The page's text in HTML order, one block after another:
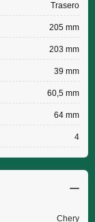
Trasero
205 mm
203 mm
39 mm
60,5 mm
64 mm
4
Chery